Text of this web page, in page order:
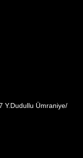
Y.Dudullu Ümraniye/